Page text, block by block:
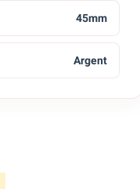
45mm
Argent